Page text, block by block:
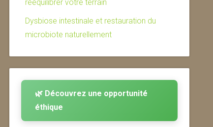
rééquilibrer votre terrain
Dysbiose intestinale et restauration du
microbiote naturellement
🌿 Découvrez une opportunité
éthique